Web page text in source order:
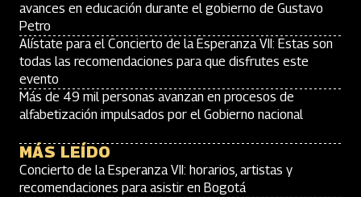
avances en educación durante el gobierno de Gustavo
Petro
Alístate para el Concierto de la Esperanza VII: Estas son
todas las recomendaciones para que disfrutes este
evento
Más de 49 mil personas avanzan en procesos de
alfabetización impulsados por el Gobierno nacional
MÁS LEÍDO
Concierto de la Esperanza VII: horarios, artistas y
recomendaciones para asistir en Bogotá